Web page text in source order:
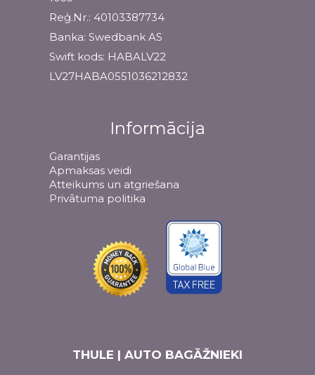
Reģ.Nr.: 40103387734
Banka: Swedbank AS
Swift kods: HABALV22
LV27HABA0551036212832
Informācija
Garantijas
Apmaksas veidi
Atteikums un atgriešana
Privātuma politika
THULE | AUTO BAGĀŽNIEKI